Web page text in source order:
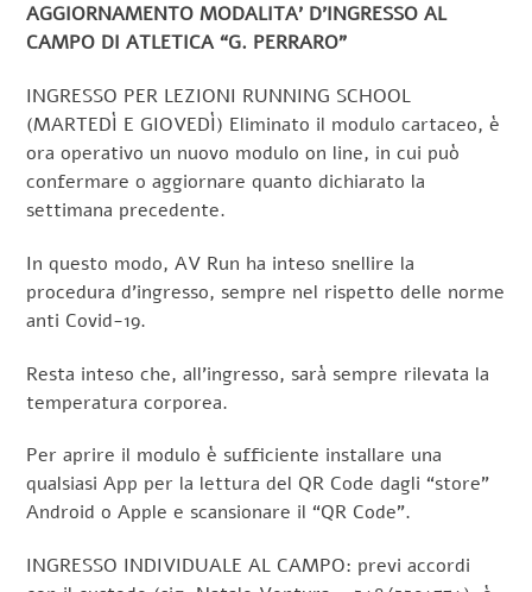
AGGIORNAMENTO MODALITA’ D’INGRESSO AL
CAMPO DI ATLETICA “G. PERRARO”
INGRESSO PER LEZIONI RUNNING SCHOOL
(MARTEDÌ E GIOVEDÌ) Eliminato il modulo cartaceo, è
ora operativo un nuovo modulo on line, in cui può
confermare o aggiornare quanto dichiarato la
settimana precedente.
In questo modo, AV Run ha inteso snellire la
procedura d’ingresso, sempre nel rispetto delle norme
anti Covid-19.
Resta inteso che, all’ingresso, sarà sempre rilevata la
temperatura corporea.
Per aprire il modulo è sufficiente installare una
qualsiasi App per la lettura del QR Code dagli “store”
Android o Apple e scansionare il “QR Code”.
INGRESSO INDIVIDUALE AL CAMPO: previ accordi